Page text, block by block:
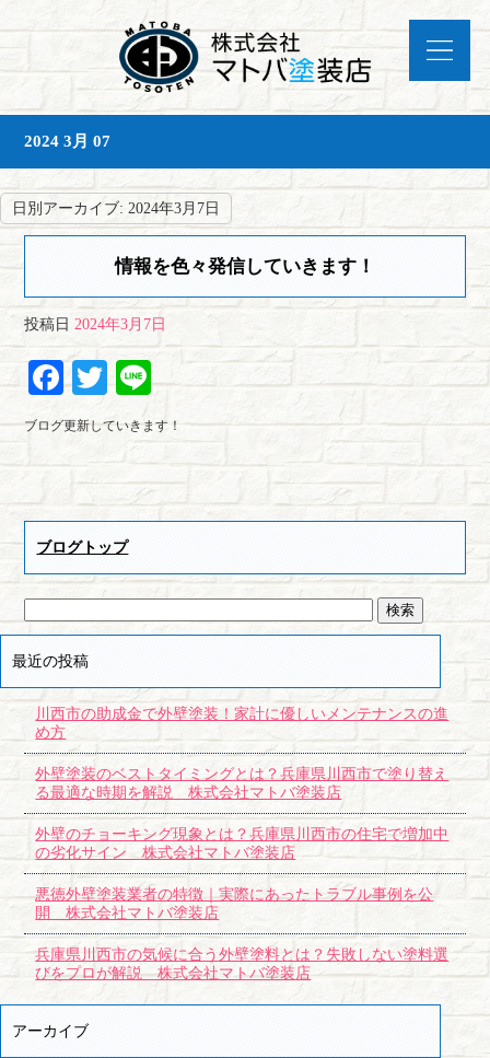
2024 3月 07
日別アーカイブ: 2024年3月7日
情報を色々発信していきます！
投稿日 2024年3月7日
Fa
ce
ok
T
wi
tte
r
Li
ne
ブログ更新していきます！
ブログトップ
最近の投稿
川西市の助成金で外壁塗装！家計に優しいメンテナンスの進
め方
外壁塗装のベストタイミングとは？兵庫県川西市で塗り替え
る最適な時期を解説 株式会社マトバ塗装店
外壁のチョーキング現象とは？兵庫県川西市の住宅で増加中
の劣化サイン 株式会社マトバ塗装店
悪徳外壁塗装業者の特徴｜実際にあったトラブル事例を公
開 株式会社マトバ塗装店
兵庫県川西市の気候に合う外壁塗料とは？失敗しない塗料選
びをプロが解説 株式会社マトバ塗装店
アーカイブ